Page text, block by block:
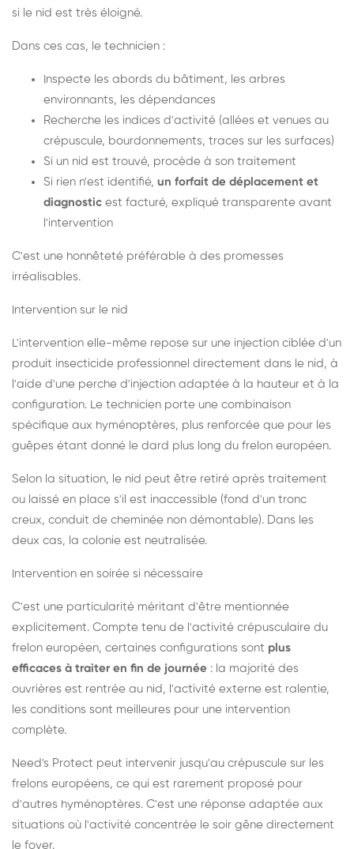
si le nid est très éloigné.
Dans ces cas, le technicien :
Inspecte les abords du bâtiment, les arbres
environnants, les dépendances
Recherche les indices d'activité (allées et venues au
crépuscule, bourdonnements, traces sur les surfaces)
Si un nid est trouvé, procède à son traitement
Si rien n'est identifié, un forfait de déplacement et
diagnostic est facturé, expliqué transparente avant
l'intervention
C'est une honnêteté préférable à des promesses
irréalisables.
Intervention sur le nid
L'intervention elle-même repose sur une injection ciblée d'un
produit insecticide professionnel directement dans le nid, à
l'aide d'une perche d'injection adaptée à la hauteur et à la
configuration. Le technicien porte une combinaison
spécifique aux hyménoptères, plus renforcée que pour les
guêpes étant donné le dard plus long du frelon européen.
Selon la situation, le nid peut être retiré après traitement
ou laissé en place s'il est inaccessible (fond d'un tronc
creux, conduit de cheminée non démontable). Dans les
deux cas, la colonie est neutralisée.
Intervention en soirée si nécessaire
C'est une particularité méritant d'être mentionnée
explicitement. Compte tenu de l'activité crépusculaire du
frelon européen, certaines configurations sont plus
efficaces à traiter en fin de journée : la majorité des
ouvrières est rentrée au nid, l'activité externe est ralentie,
les conditions sont meilleures pour une intervention
complète.
Need's Protect peut intervenir jusqu'au crépuscule sur les
frelons européens, ce qui est rarement proposé pour
d'autres hyménoptères. C'est une réponse adaptée aux
situations où l'activité concentrée le soir gêne directement
le foyer.